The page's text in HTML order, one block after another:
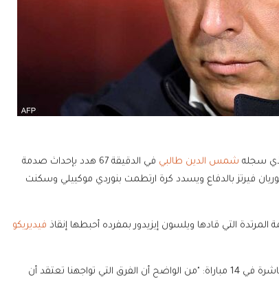
سجله شمس الدين طالبي
في الدقيقة 67 هدد بإحداث صدمة
فيرتز بالدفاع ويسدد كرة ارتطمت بنوردي موكييلي وسكنت
المرتدة التي قادها ويلسون إيزيدور بمفرده أحبطها إنقاذ فيديريكو
وقال سلوت، الذي بالكاد تفادى فريقه تلقي الخسارة العاشرة في 14 مباراة: "من الواضح أن الفرق التي تواجهنا تعتقد أن